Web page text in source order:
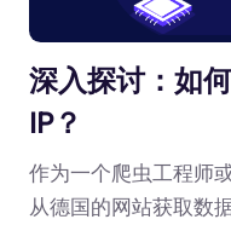
深入探讨：如
IP？
作为一个爬虫工程师
从德国的网站获取数